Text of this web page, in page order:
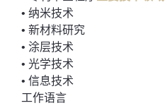
• 纳米技术
• 新材料研究
• 涂层技术
• 光学技术
• 信息技术
工作语言